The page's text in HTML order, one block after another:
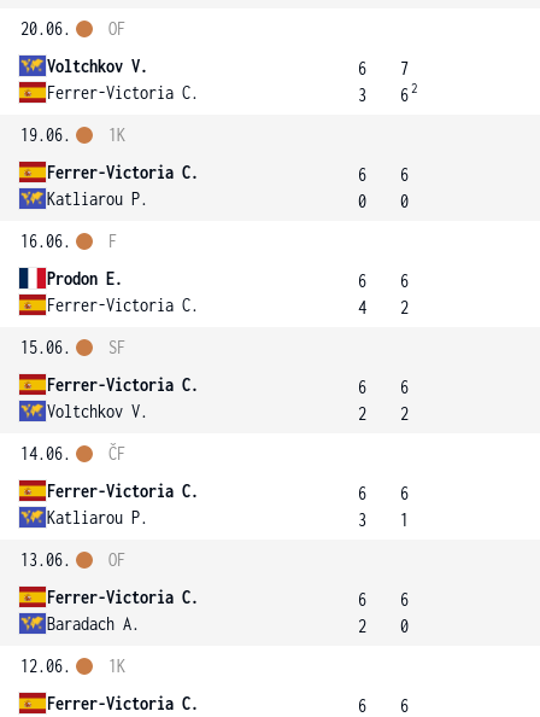
20.06.
Voltchkov V.
Ferrer-Victoria C.
OF
6
3
7
62
19.06.
Ferrer-Victoria C.
Katliarou P.
1K
6
0
6
0
16.06.
Prodon E.
Ferrer-Victoria C.
F
6
4
6
2
15.06.
Ferrer-Victoria C.
Voltchkov V.
SF
6
2
6
2
14.06.
Ferrer-Victoria C.
Katliarou P.
ČF
6
3
6
1
13.06.
Ferrer-Victoria C.
Baradach A.
OF
6
2
6
0
12.06.
Ferrer-Victoria C.
1K
6
6